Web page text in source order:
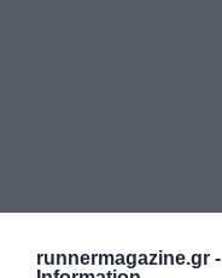
runnermagazine.gr -